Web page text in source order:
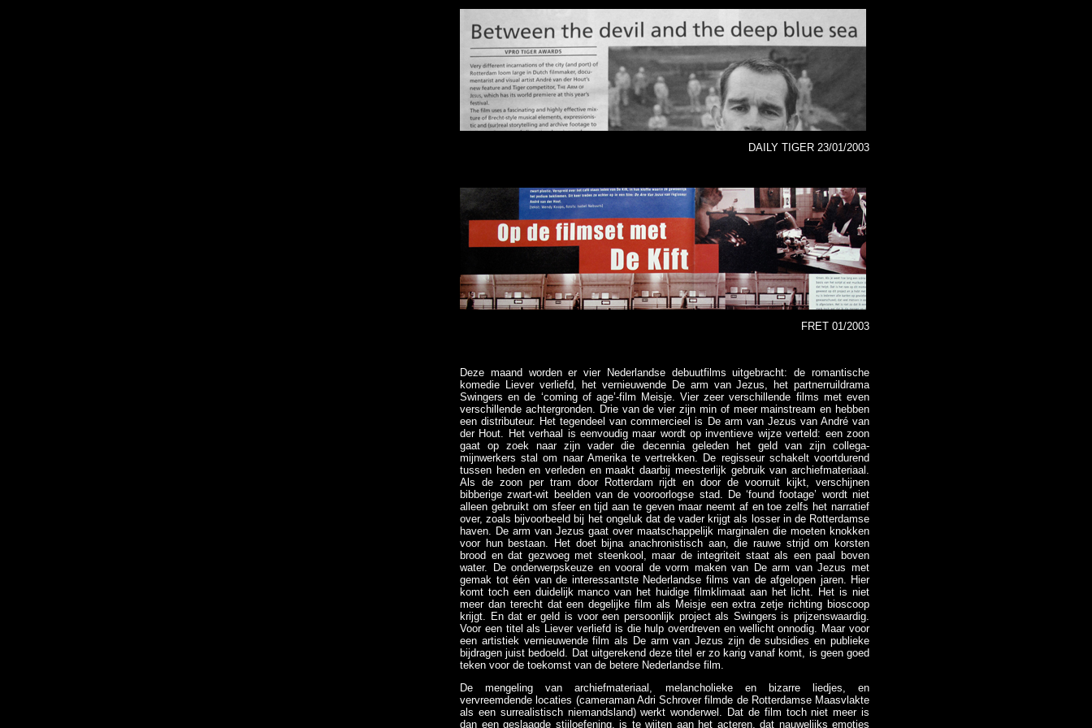
DAILY TIGER 23/01/2003
FRET 01/2003
Deze maand worden er vier Nederlandse debuutfilms uitgebracht: de romantische
komedie Liever verliefd, het vernieuwende De arm van Jezus, het partnerruildrama
Swingers en de ‘coming of age’-film Meisje. Vier zeer verschillende films met even
verschillende achtergronden. Drie van de vier zijn min of meer mainstream en hebben
een distributeur. Het tegendeel van commercieel is De arm van Jezus van André van
der Hout. Het verhaal is eenvoudig maar wordt op inventieve wijze verteld: een zoon
gaat op zoek naar zijn vader die decennia geleden het geld van zijn collega-
mijnwerkers stal om naar Amerika te vertrekken. De regisseur schakelt voortdurend
tussen heden en verleden en maakt daarbij meesterlijk gebruik van archiefmateriaal.
Als de zoon per tram door Rotterdam rijdt en door de voorruit kijkt, verschijnen
bibberige zwart-wit beelden van de vooroorlogse stad. De ‘found footage’ wordt niet
alleen gebruikt om sfeer en tijd aan te geven maar neemt af en toe zelfs het narratief
over, zoals bijvoorbeeld bij het ongeluk dat de vader krijgt als losser in de Rotterdamse
haven. De arm van Jezus gaat over maatschappelijk marginalen die moeten knokken
voor hun bestaan. Het doet bijna anachronistisch aan, die rauwe strijd om korsten
brood en dat gezwoeg met steenkool, maar de integriteit staat als een paal boven
water. De onderwerpskeuze en vooral de vorm maken van De arm van Jezus met
gemak tot één van de interessantste Nederlandse films van de afgelopen jaren. Hier
komt toch een duidelijk manco van het huidige filmklimaat aan het licht. Het is niet
meer dan terecht dat een degelijke film als Meisje een extra zetje richting bioscoop
krijgt. En dat er geld is voor een persoonlijk project als Swingers is prijzenswaardig.
Voor een titel als Liever verliefd is die hulp overdreven en wellicht onnodig. Maar voor
een artistiek vernieuwende film als De arm van Jezus zijn de subsidies en publieke
bijdragen juist bedoeld. Dat uitgerekend deze titel er zo karig vanaf komt, is geen goed
teken voor de toekomst van de betere Nederlandse film.
De mengeling van archiefmateriaal, melancholieke en bizarre liedjes, en
vervreemdende locaties (cameraman Adri Schrover filmde de Rotterdamse Maasvlakte
als een surrealistisch niemandsland) werkt wonderwel. Dat de film toch niet meer is
dan een geslaagde stijloefening, is te wijten aan het acteren, dat nauwelijks emoties